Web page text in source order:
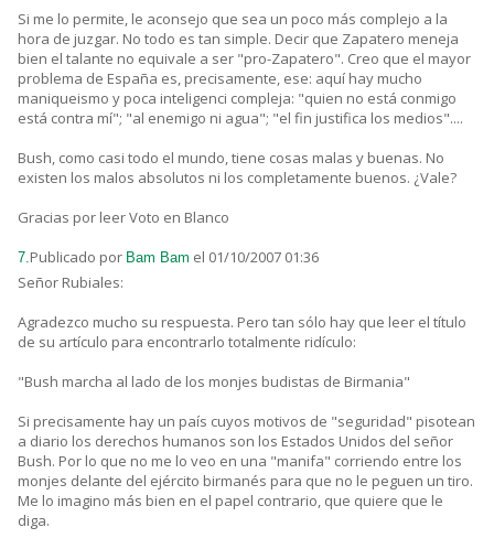
Si me lo permite, le aconsejo que sea un poco más complejo a la
hora de juzgar. No todo es tan simple. Decir que Zapatero meneja
bien el talante no equivale a ser "pro-Zapatero". Creo que el mayor
problema de España es, precisamente, ese: aquí hay mucho
maniqueismo y poca inteligenci compleja: "quien no está conmigo
está contra mí"; "al enemigo ni agua"; "el fin justifica los medios"....
Bush, como casi todo el mundo, tiene cosas malas y buenas. No
existen los malos absolutos ni los completamente buenos. ¿Vale?
Gracias por leer Voto en Blanco
7.Publicado por Bam Bam el 01/10/2007 01:36
Señor Rubiales:
Agradezco mucho su respuesta. Pero tan sólo hay que leer el título
de su artículo para encontrarlo totalmente ridículo:
"Bush marcha al lado de los monjes budistas de Birmania"
Si precisamente hay un país cuyos motivos de "seguridad" pisotean
a diario los derechos humanos son los Estados Unidos del señor
Bush. Por lo que no me lo veo en una "manifa" corriendo entre los
monjes delante del ejército birmanés para que no le peguen un tiro.
Me lo imagino más bien en el papel contrario, que quiere que le
diga.